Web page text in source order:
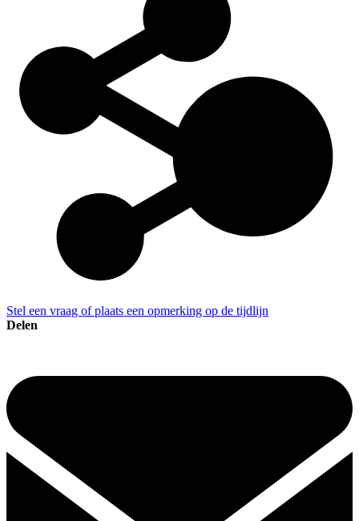
Stel een vraag of plaats een opmerking op de tijdlijn
Delen